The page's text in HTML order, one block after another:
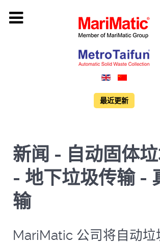
最近更新
新闻 - 自动固体
- 地下垃圾传输 -
输
MariMatic 公司将自动垃